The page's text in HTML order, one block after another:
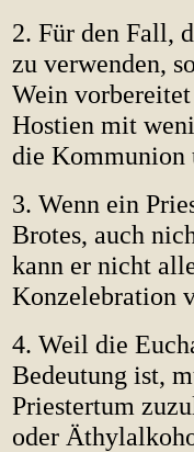
2. Für den Fall,
zu verwenden,
Wein
Hostien mit
die Kommunion
3. Wenn ein
Brotes, auch
kann er nicht
Konzelebration
4. Weil die
Bedeutung ist,
Priestertum
oder